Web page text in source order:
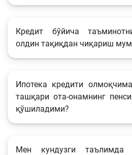
Кредит бўйича
олдин тақиқдан чиқариш
Ипотека кредити
ташқари ота-онамнинг
қўшиладими?
Мен кундузги таълимда